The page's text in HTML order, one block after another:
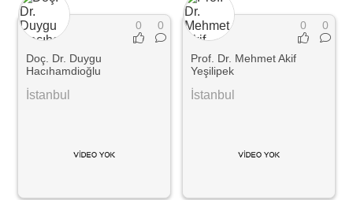
0 0
Doç. Dr. Duygu
Hacıhamdioğlu
İstanbul
0 0
Prof. Dr. Mehmet Akif
Yeşilipek
İstanbul